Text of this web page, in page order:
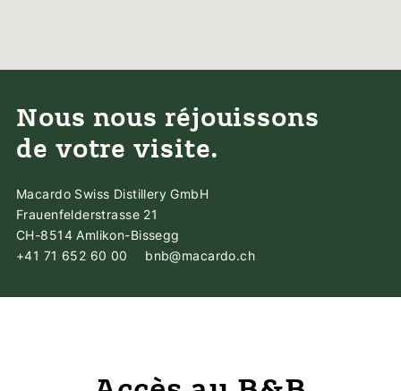
Nous nous réjouissons
de votre visite.
Macardo Swiss Distillery GmbH
Frauenfelderstrasse 21
CH-8514 Amlikon-Bissegg
+41 71 652 60 00
bnb@macardo.ch